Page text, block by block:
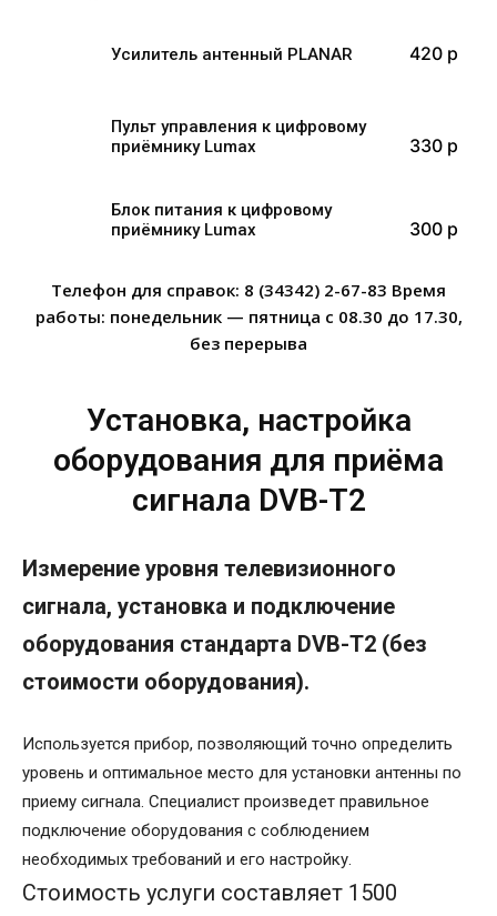
Усилитель антенный PLANAR 420 p
Пульт управления к цифровому
приёмнику Lumax
330 p
Блок питания к цифровому
приёмнику Lumax
300 p
Телефон для справок: 8 (34342) 2-67-83 Время
работы: понедельник — пятница с 08.30 до 17.30,
без перерыва
Установка, настройка
оборудования для приёма
сигнала DVB-T2
Измерение уровня телевизионного
сигнала, установка и подключение
оборудования стандарта DVB-T2 (без
стоимости оборудования).
Используется прибор, позволяющий точно определить
уровень и оптимальное место для установки антенны по
приему сигнала. Специалист произведет правильное
подключение оборудования с соблюдением
необходимых требований и его настройку.
Стоимость услуги составляет 1500